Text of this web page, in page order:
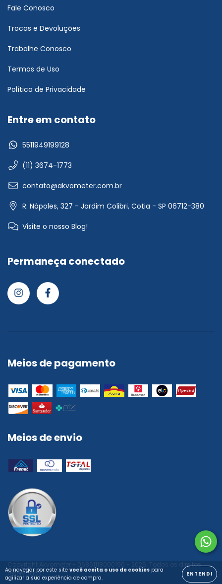
Ao navegar por este site você aceita o uso de cookies para
agilizar a sua experiência de compra.
ENTENDI
Fale Conosco
Trocas e Devoluções
Trabalhe Conosco
Termos de Uso
Política de Privacidade
Entre em contato
5511949199128
(11) 3674-1773
contato@akvometer.com.br
R. Nápoles, 327 - Jardim Colibri, Cotia - SP 06712-380
Visite o nosso Blog!
Permaneça conectado
Meios de pagamento
Meios de envio
Copyright Akvometer - 06861118000190 - 2026. Todos os direitos
reservados.